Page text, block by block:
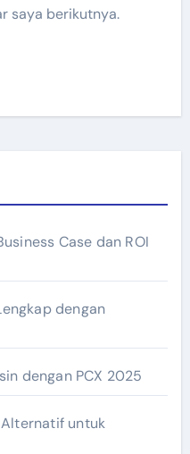
saya berikutnya.
Case dan ROI
dengan
dengan PCX 2025
Alternatif untuk